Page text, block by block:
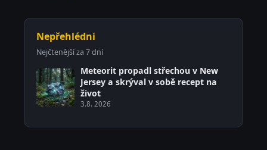
Nepřehlédni
Nejčtenější za 7 dní
Meteorit propadl střechou v New
Jersey a skrýval v sobě recept na
život
3.8. 2026